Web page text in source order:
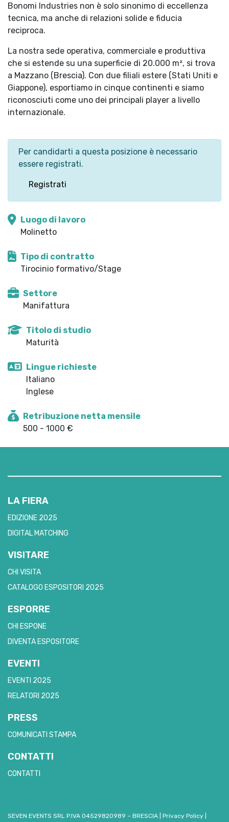
Bonomi Industries non è solo sinonimo di eccellenza
tecnica, ma anche di relazioni solide e fiducia
reciproca.
La nostra sede operativa, commerciale e produttiva
che si estende su una superficie di 20.000 m², si trova
a Mazzano (Brescia). Con due filiali estere (Stati Uniti e
Giappone), esportiamo in cinque continenti e siamo
riconosciuti come uno dei principali player a livello
internazionale.
Per candidarti a questa posizione è necessario
essere registrati.
Registrati
Luogo di lavoro
Molinetto
Tipo di contratto
Tirocinio formativo/Stage
Settore
Manifattura
Titolo di studio
Maturità
Lingue richieste
Italiano
Inglese
Retribuzione netta mensile
500 - 1000 €
LA FIERA
EDIZIONE 2025
DIGITAL MATCHING
VISITARE
CHI VISITA
CATALOGO ESPOSITORI 2025
ESPORRE
CHI ESPONE
DIVENTA ESPOSITORE
EVENTI
EVENTI 2025
RELATORI 2025
PRESS
COMUNICATI STAMPA
CONTATTI
CONTATTI
SEVEN EVENTS SRL P.IVA 04529820989 – BRESCIA Privacy Policy